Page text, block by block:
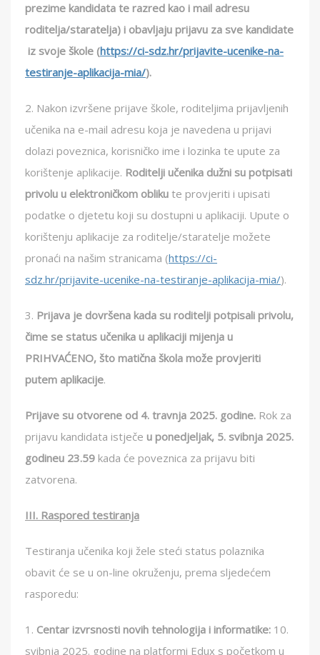
prezime kandidata te razred kao i mail adresu
roditelja/staratelja) i obavljaju prijavu za sve kandidate
iz svoje škole (https://ci-sdz.hr/prijavite-ucenike-na-
testiranje-aplikacija-mia/).
2. Nakon izvršene prijave škole, roditeljima prijavljenih
učenika na e-mail adresu koja je navedena u prijavi
dolazi poveznica, korisničko ime i lozinka te upute za
korištenje aplikacije. Roditelji učenika dužni su potpisati
privolu u elektroničkom obliku te provjeriti i upisati
podatke o djetetu koji su dostupni u aplikaciji. Upute o
korištenju aplikacije za roditelje/staratelje možete
pronaći na našim stranicama (https://ci-
sdz.hr/prijavite-ucenike-na-testiranje-aplikacija-mia/).
3. Prijava je dovršena kada su roditelji potpisali privolu,
čime se status učenika u aplikaciji mijenja u
PRIHVAĆENO, što matična škola može provjeriti
putem aplikacije.
Prijave su otvorene od 4. travnja 2025. godine. Rok za
prijavu kandidata istječe u ponedjeljak, 5. svibnja 2025.
godineu 23.59 kada će poveznica za prijavu biti
zatvorena.
III. Raspored testiranja
Testiranja učenika koji žele steći status polaznika
obavit će se u on-line okruženju, prema sljedećem
rasporedu:
1. Centar izvrsnosti novih tehnologija i informatike: 10.
svibnja 2025. godine na platformi Edux s početkom u